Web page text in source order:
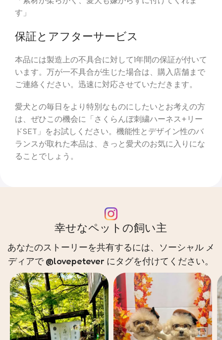
す」
保証とアフターサービス
本品には製造上の不具合に対して1年間の保証が付いて
います。万が一不具合が生じた場合は、購入店舗まで
ご連絡ください。迅速に対応させていただきます。
愛犬との毎日をより特別なものにしたいとお考えの方
は、ぜひこの機会に「さくらんぼ刺繍ハーネス+リー
ドSET」をお試しください。機能性とデザイン性のバ
ランスが取れた本品は、きっと愛犬のお気に入りにな
ることでしょう。
幸せなペットの飼い主
あなたのストーリーを共有するには、ソーシャル メ
ディアで @lovepetever にタグを付けてください。